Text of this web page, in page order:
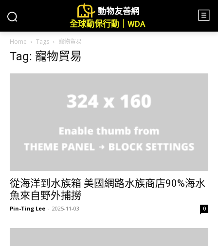
動物友善網
全球動保行動｜WDA
Home Tags 寵物貿易
Tag: 寵物貿易
從海洋到水族箱 美國網路水族商店90%海水
魚來自野外捕撈
Pin-Ting Lee - 2025-11-03 0